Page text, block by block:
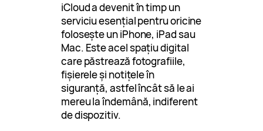
iCloud a devenit în timp un
serviciu esențial pentru oricine
folosește un iPhone, iPad sau
Mac. Este acel spațiu digital
care păstrează fotografiile,
fișierele și notițele în
siguranță, astfel încât să le ai
mereu la îndemână, indiferent
de dispozitiv.